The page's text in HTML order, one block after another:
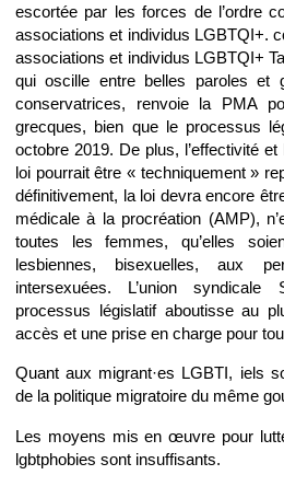
escortée par les forces de l’ordre
associations et individus LGBTQI+.
associations et individus LGBTQI+
qui oscille entre belles paroles et
conservatrices, renvoie la PMA
grecques, bien que le processus
octobre 2019. De plus, l’effectivité
loi pourrait être « techniquement »
définitivement, la loi devra encore
médicale à la procréation (AMP),
toutes les femmes, qu’elles
lesbiennes, bisexuelles, aux
intersexuées. L’union
processus législatif aboutisse au
accès et une prise en charge pour
Quant aux migrant·es LGBTI, iels
de la politique migratoire du même
Les moyens mis en œuvre pour
lgbtphobies sont insuffisants.